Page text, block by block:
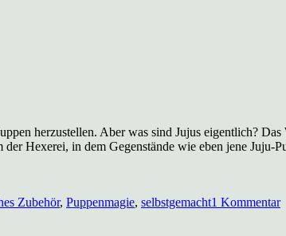
herzustellen. Aber was sind Jujus eigentlich?
Hexerei, in dem Gegenstände wie eben jene
Zubehör, Puppenmagie, selbstgemacht1 Kommentarzu